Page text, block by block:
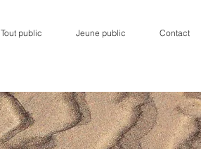
Tout public Jeune public Contact